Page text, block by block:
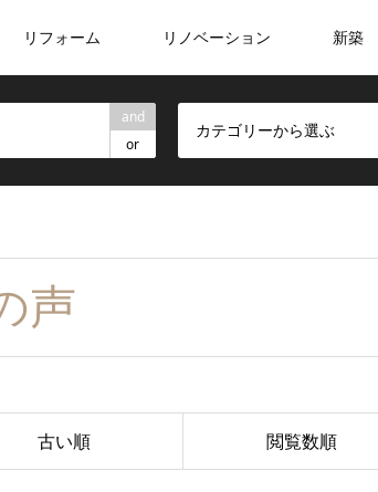
リフォーム リノベーション 新築
and
or
カテゴリーから選ぶ
声
古い順 閲覧数順